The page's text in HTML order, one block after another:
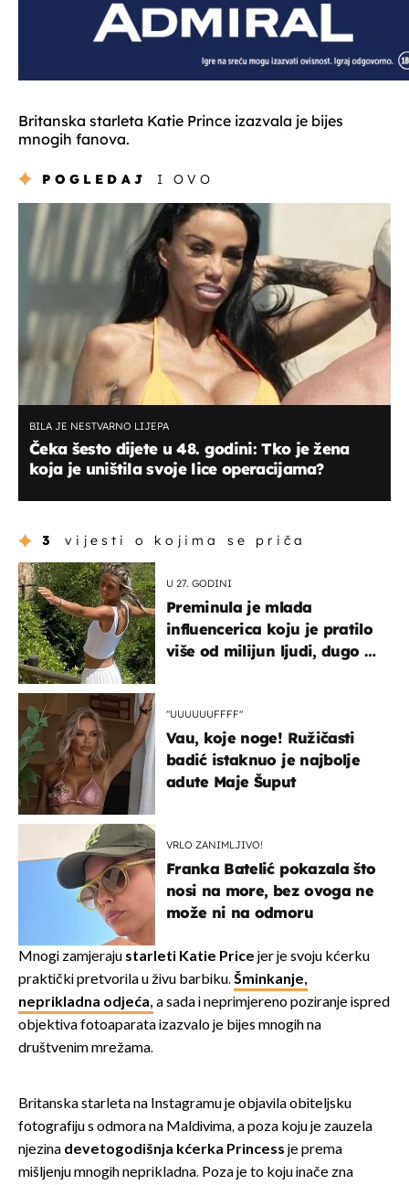
Britanska starleta Katie Prince izazvala je bijes
mnogih fanova.
POGLEDAJ I OVO
BILA JE NESTVARNO LIJEPA
Čeka šesto dijete u 48. godini: Tko je žena
koja je uništila svoje lice operacijama?
3 vijesti o kojima se priča
U 27. GODINI
Preminula je mlada
influencerica koju je pratilo
više od milijun ljudi, dugo se
"UUUUUUFFFF"
Vau, koje noge! Ružičasti
badić istaknuo je najbolje
adute Maje Šuput
VRLO ZANIMLJIVO!
Franka Batelić pokazala što
nosi na more, bez ovoga ne
može ni na odmoru
Mnogi zamjeraju starleti Katie Price jer je svoju kćerku
praktički pretvorila u živu barbiku. Šminkanje,
neprikladna odjeća, a sada i neprimjereno poziranje ispred
objektiva fotoaparata izazvalo je bijes mnogih na
društvenim mrežama.
Britanska starleta na Instagramu je objavila obiteljsku
fotografiju s odmora na Maldivima, a poza koju je zauzela
njezina devetogodišnja kćerka Princess je prema
mišljenju mnogih neprikladna. Poza je to koju inače zna